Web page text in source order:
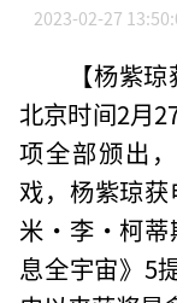
2023-02-27
【杨紫
北京时间2月
项全部颁出
戏，杨紫琼
米·李·柯蒂
息全宇宙》5